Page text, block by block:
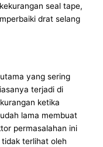
seal tape,
drat selang
yang sering
terjadi di
ketika
lama membuat
permasalahan ini
terlihat oleh